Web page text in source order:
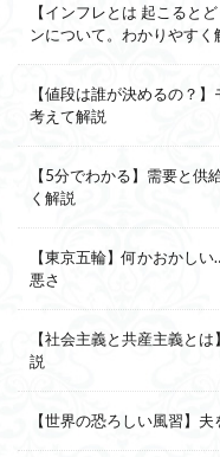
【インフレとは 起こると
ンについて。わかりやすく
【値段は誰が決めるの？
考えて解説
【5分でわかる】需要と供
く解説
【東京五輪】何かおかし
悪さ
【社会主義と共産主義と
説
【世界の恐ろしい風習】